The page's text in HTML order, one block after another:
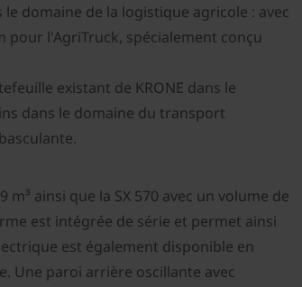
domaine de la logistique agricole : avec
pour l'AgriTruck, spécialement conçu
existant de KRONE dans le
dans le domaine du transport
ainsi que la SX 570 avec un volume de
est intégrée de série et permet ainsi
est également disponible en
Une paroi arrière oscillante avec